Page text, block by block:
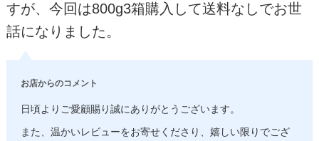
すが、今回は800g3箱購入して送料なしでお世
話になりました。
お店からのコメント
日頃よりご愛顧賜り誠にありがとうございます。
また、温かいレビューをお寄せくださり、嬉しい限りでござ